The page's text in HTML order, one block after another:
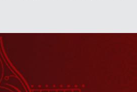
गंभीर?
August 01, 2026